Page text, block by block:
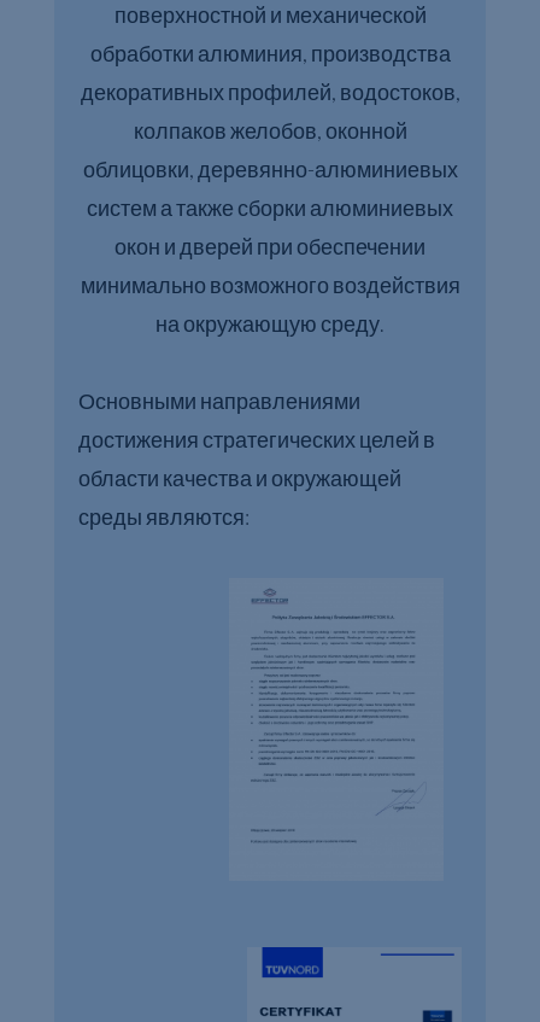
поверхностной и механической
обработки алюминия, производства
декоративных профилей, водостоков,
колпаков желобов, оконной
облицовки, деревянно-алюминиевых
систем а также сборки алюминиевых
окон и дверей при обеспечении
минимально возможного воздействия
на окружающую среду.
Основными направлениями
достижения стратегических целей в
области качества и окружающей
среды являются: